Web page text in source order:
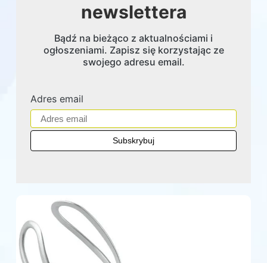
newslettera
Bądź na bieżąco z aktualnościami i
ogłoszeniami. Zapisz się korzystając ze
swojego adresu email.
Adres email